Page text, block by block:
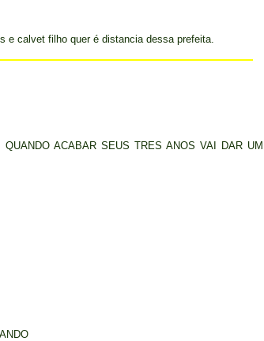
e calvet filho quer é distancia dessa prefeita.
ACABAR SEUS TRES ANOS VAI DAR UM